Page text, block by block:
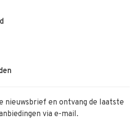
nieuwsbrief en ontvang de laatste
via e-mail.